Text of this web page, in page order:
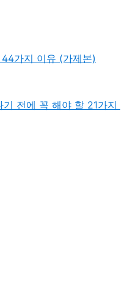
가지 이유 (가제본)
전에 꼭 해야 할 21가지